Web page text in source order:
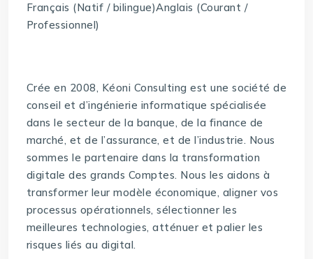
Français (Natif / bilingue)Anglais (Courant /
Professionnel)
Crée en 2008, Kéoni Consulting est une société de
conseil et d’ingénierie informatique spécialisée
dans le secteur de la banque, de la finance de
marché, et de l’assurance, et de l’industrie. Nous
sommes le partenaire dans la transformation
digitale des grands Comptes. Nous les aidons à
transformer leur modèle économique, aligner vos
processus opérationnels, sélectionner les
meilleures technologies, atténuer et palier les
risques liés au digital.